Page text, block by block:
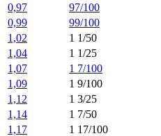
0,97
97/100
0,99
99/100
1,02
1 1/50
1,04
1 1/25
1,07
1 7/100
1,09
1 9/100
1,12
1 3/25
1,14
1 7/50
1,17
1 17/100